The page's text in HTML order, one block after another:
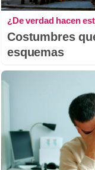
¿De verdad hacen
Costumbres
esquemas